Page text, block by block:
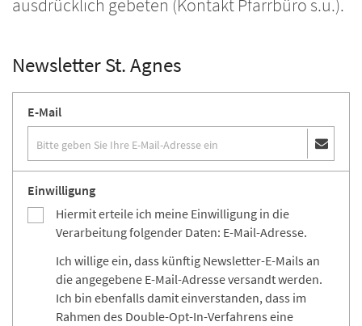
ausdrücklich gebeten (Kontakt Pfarrbüro s.u.).
Newsletter St. Agnes
E-Mail
Einwilligung
Hiermit erteile ich meine Einwilligung in die
Verarbeitung folgender Daten: E-Mail-Adresse.
Ich willige ein, dass künftig Newsletter-E-Mails an
die angegebene E-Mail-Adresse versandt werden.
Ich bin ebenfalls damit einverstanden, dass im
Rahmen des Double-Opt-In-Verfahrens eine